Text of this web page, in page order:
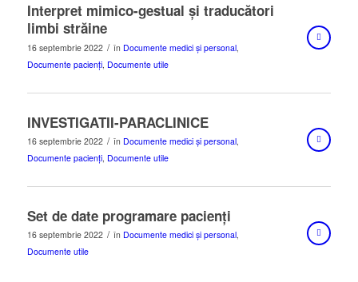
Interpret mimico-gestual și traducători
limbi străine
16 septembrie 2022 / în Documente medici și personal,
Documente pacienți, Documente utile
INVESTIGATII-PARACLINICE
16 septembrie 2022 / în Documente medici și personal,
Documente pacienți, Documente utile
Set de date programare pacienți
16 septembrie 2022 / în Documente medici și personal,
Documente utile